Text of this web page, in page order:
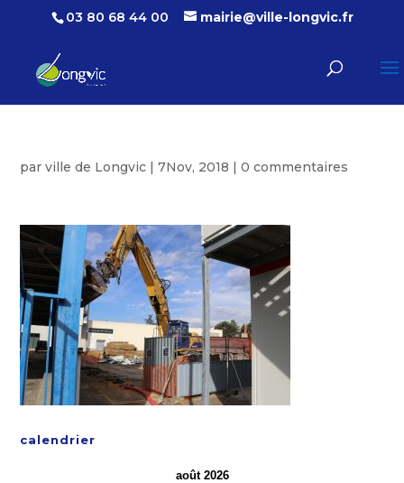
03 80 68 44 00 mairie@ville-longvic.fr
parville de Longvic |7Nov, 2018 |0 commentaires
calendrier
août 2026